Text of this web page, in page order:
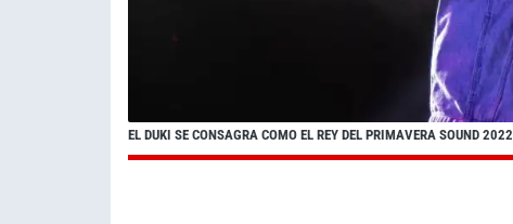
EL DUKI SE CONSAGRA COMO EL REY DEL PRIMAVERA SOUND 2022